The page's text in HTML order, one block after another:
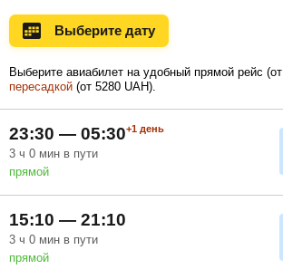
Ноябрь
Выберите дату
Выберите авиабилет на удобный прямой рейс (от
пересадкой (от 5280 UAH).
23:30 — 05:30+1 день
3 ч 0 мин в пути
прямой
15:10 — 21:10
3 ч 0 мин в пути
прямой